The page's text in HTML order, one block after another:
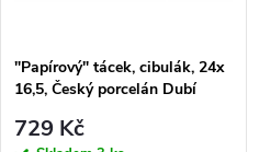
p
s
p
"Papírový" tácek, cibulák, 24x
16,5, Český porcelán Dubí
729 Kč